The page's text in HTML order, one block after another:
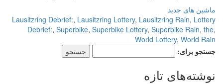
ماشین های جدید
Lausitzring Debrief:,Lausitzring Lottery,Lausitzring Rain,Lottery
Debrief:,Superbike,Superbike Lottery,Superbike Rain,the
World Lottery,World Rain
جستجو برای:
نوشته‌های تازه